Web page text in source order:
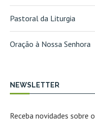
Pastoral da Liturgia
Oração à Nossa Senhora
NEWSLETTER
Receba novidades sobre o